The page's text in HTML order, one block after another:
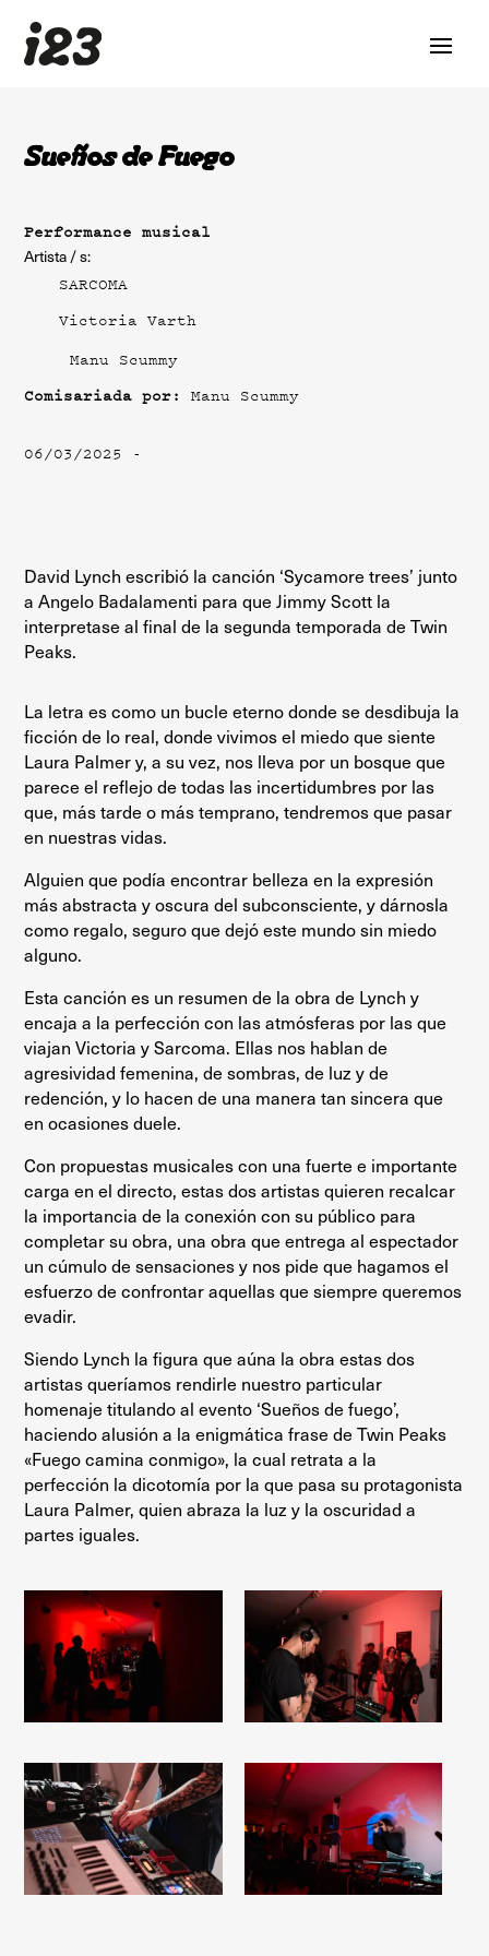
Sueños de Fuego
Performance musical
Artista / s:
SARCOMA
Victoria Varth
Manu Scummy
Comisariada por:
Manu Scummy
06/03/2025 -
David Lynch escribió la canción ‘Sycamore trees’ junto
a Angelo Badalamenti para que Jimmy Scott la
interpretase al final de la segunda temporada de Twin
Peaks.
La letra es como un bucle eterno donde se desdibuja la
ficción de lo real, donde vivimos el miedo que siente
Laura Palmer y, a su vez, nos lleva por un bosque que
parece el reflejo de todas las incertidumbres por las
que, más tarde o más temprano, tendremos que pasar
en nuestras vidas.
Alguien que podía encontrar belleza en la expresión
más abstracta y oscura del subconsciente, y dárnosla
como regalo, seguro que dejó este mundo sin miedo
alguno.
Esta canción es un resumen de la obra de Lynch y
encaja a la perfección con las atmósferas por las que
viajan Victoria y Sarcoma. Ellas nos hablan de
agresividad femenina, de sombras, de luz y de
redención, y lo hacen de una manera tan sincera que
en ocasiones duele.
Con propuestas musicales con una fuerte e importante
carga en el directo, estas dos artistas quieren recalcar
la importancia de la conexión con su público para
completar su obra, una obra que entrega al espectador
un cúmulo de sensaciones y nos pide que hagamos el
esfuerzo de confrontar aquellas que siempre queremos
evadir.
Siendo Lynch la figura que aúna la obra estas dos
artistas queríamos rendirle nuestro particular
homenaje titulando al evento ‘Sueños de fuego’,
haciendo alusión a la enigmática frase de Twin Peaks
«Fuego camina conmigo», la cual retrata a la
perfección la dicotomía por la que pasa su protagonista
Laura Palmer, quien abraza la luz y la oscuridad a
partes iguales.